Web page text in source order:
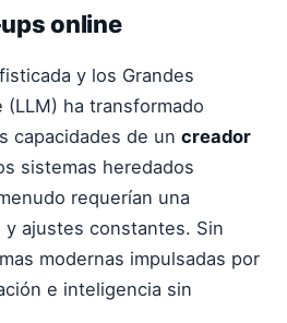
online
y los Grandes
ha transformado
capacidades de un creador
sistemas heredados
requerían una
ajustes constantes. Sin
modernas impulsadas por
e inteligencia sin